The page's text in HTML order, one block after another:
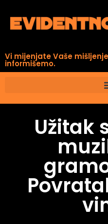
Vi mijenjate Vaše
informišemo.
Užitak